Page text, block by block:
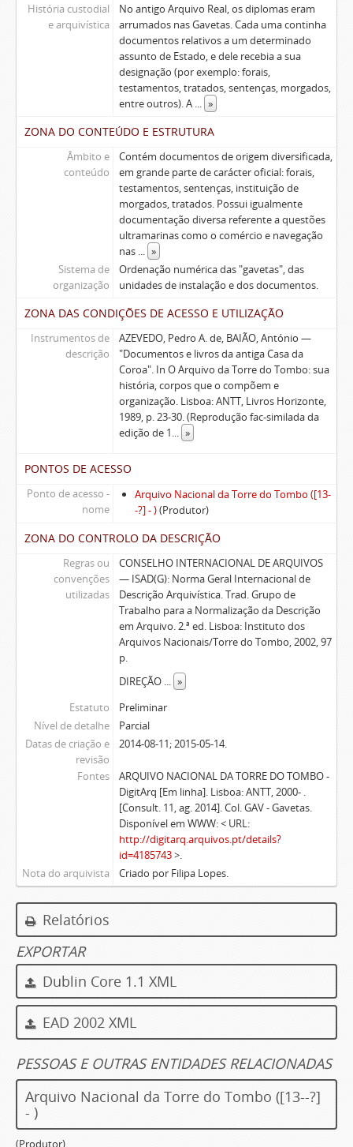
História custodial
e arquivística
No antigo Arquivo Real, os diplomas eram
arrumados nas Gavetas. Cada uma continha
documentos relativos a um determinado
assunto de Estado, e dele recebia a sua
designação (por exemplo: forais,
testamentos, tratados, sentenças, morgados,
entre outros). A ... »
ZONA DO CONTEÚDO E ESTRUTURA
Âmbito e
conteúdo
Contém documentos de origem diversificada,
em grande parte de carácter oficial: forais,
testamentos, sentenças, instituição de
morgados, tratados. Possui igualmente
documentação diversa referente a questões
ultramarinas como o comércio e navegação
nas ... »
Sistema de
organização
Ordenação numérica das "gavetas", das
unidades de instalação e dos documentos.
ZONA DAS CONDIÇÕES DE ACESSO E UTILIZAÇÃO
Instrumentos de
descrição
AZEVEDO, Pedro A. de, BAIÃO, António —
"Documentos e livros da antiga Casa da
Coroa". In O Arquivo da Torre do Tombo: sua
história, corpos que o compõem e
organização. Lisboa: ANTT, Livros Horizonte,
1989, p. 23-30. (Reprodução fac-similada da
edição de 1... »
PONTOS DE ACESSO
Ponto de acesso -
nome
Arquivo Nacional da Torre do Tombo ([13-
-?] - )(Produtor)
ZONA DO CONTROLO DA DESCRIÇÃO
Regras ou
convenções
utilizadas
CONSELHO INTERNACIONAL DE ARQUIVOS
— ISAD(G): Norma Geral Internacional de
Descrição Arquivística. Trad. Grupo de
Trabalho para a Normalização da Descrição
em Arquivo. 2.ª ed. Lisboa: Instituto dos
Arquivos Nacionais/Torre do Tombo, 2002, 97
p.
DIREÇÃO ... »
Estatuto
Preliminar
Nível de detalhe
Parcial
Datas de criação e
revisão
2014-08-11; 2015-05-14.
Fontes
ARQUIVO NACIONAL DA TORRE DO TOMBO -
DigitArq [Em linha]. Lisboa: ANTT, 2000- .
[Consult. 11, ag. 2014]. Col. GAV - Gavetas.
Disponível em WWW: < URL:
http://digitarq.arquivos.pt/details?
id=4185743>.
Nota do arquivista
Criado por Filipa Lopes.
Relatórios
EXPORTAR
Dublin Core 1.1 XML
EAD 2002 XML
PESSOAS E OUTRAS ENTIDADES RELACIONADAS
Arquivo Nacional da Torre do Tombo ([13--?]
- )
(Produtor)